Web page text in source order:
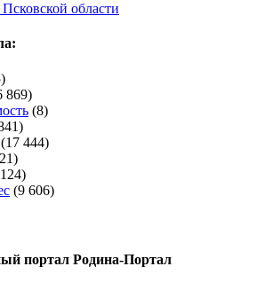
области
869)
(8)
(17 444)
(9 606)
портал Родина-Портал